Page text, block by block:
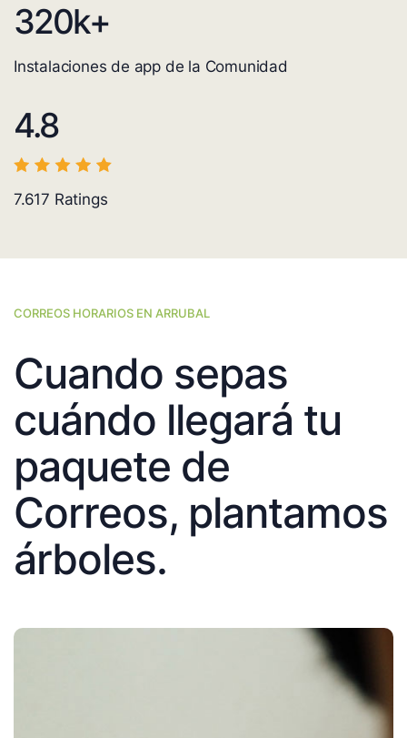
320k+
Instalaciones de app de la Comunidad
4.8
7.617 Ratings
CORREOS HORARIOS EN ARRUBAL
Cuando sepas
cuándo llegará tu
paquete de
Correos, plantamos
árboles.